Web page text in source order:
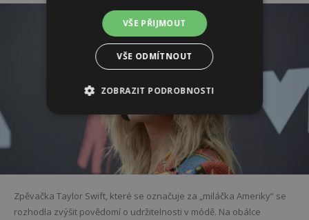
Zpěvačka Taylor Swift, které se označuje za „miláčka Ameriky“ se
rozhodla zvýšit povědomí o udržitelnosti v módě. Na obálce
VŠE PŘIJMOUT
VŠE ODMÍTNOUT
ZOBRAZIT PODROBNOSTI